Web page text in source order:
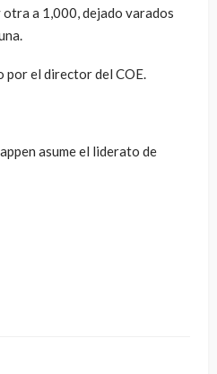
a 1,000, dejado varados
por el director del COE.
asume el liderato de